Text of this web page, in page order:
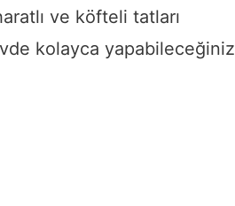
ve köfteli tatları
kolayca yapabileceğiniz